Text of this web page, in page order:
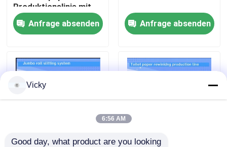
Kontakt mit uns
Seidenpapier-Fertigungsstraße
Produktionslinie mit
Prägungseinheit
Anfrage absenden Anfrage absenden
Vicky
6:56 AM
Good day, what product are you looking